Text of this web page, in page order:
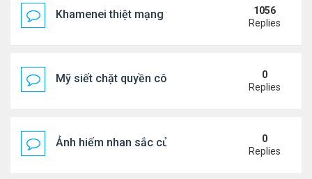
Khamenei thiệt mạng trong cuộc tấn công phối
1056
Replies
Mỹ siết chặt quyền công dân theo nơi sinh, mở
0
Replies
Ảnh hiếm nhan sắc của Thẩm Thuý Hằng0
Replies